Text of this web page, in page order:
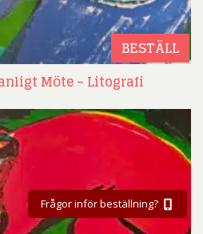
BESTÄLL
Möte – Litografi
Frågor inför beställning?